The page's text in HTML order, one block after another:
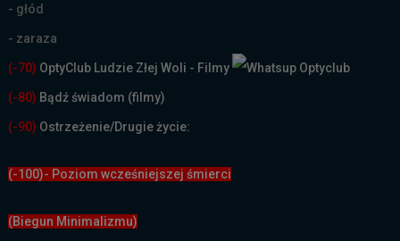
- głód
- zaraza
(-70) OptyClub Ludzie Złej Woli - Filmy
(-80) Bądź świadom (filmy)
(-90) Ostrzeżenie/Drugie życie:
(-100)- Poziom wcześniejszej śmierci
(Biegun Minimalizmu)